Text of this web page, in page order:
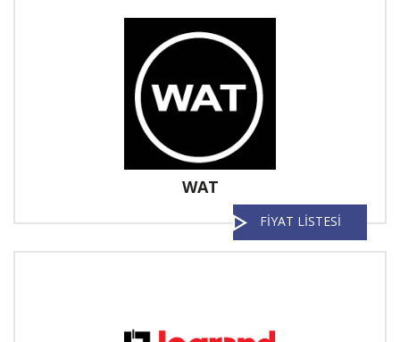
WAT
FİYAT LİSTESİ